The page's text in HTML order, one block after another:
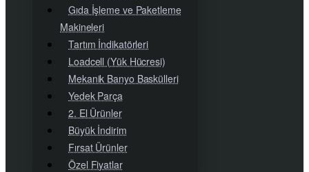
Gıda İşleme ve Paketleme
Makineleri
Tartım İndikatörleri
Loadcell (Yük Hücresi)
Mekanik Banyo Baskülleri
Yedek Parça
2. El Ürünler
Büyük İndirim
Fırsat Ürünler
Özel Fiyatlar